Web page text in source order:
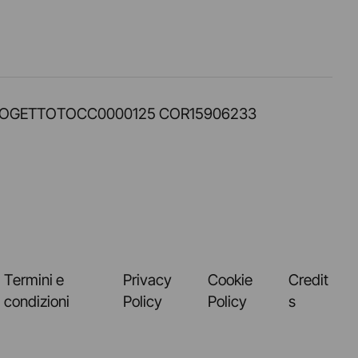
COR15906233
Termini e
condizioni
Privacy
Policy
Cookie
Policy
Credit
s